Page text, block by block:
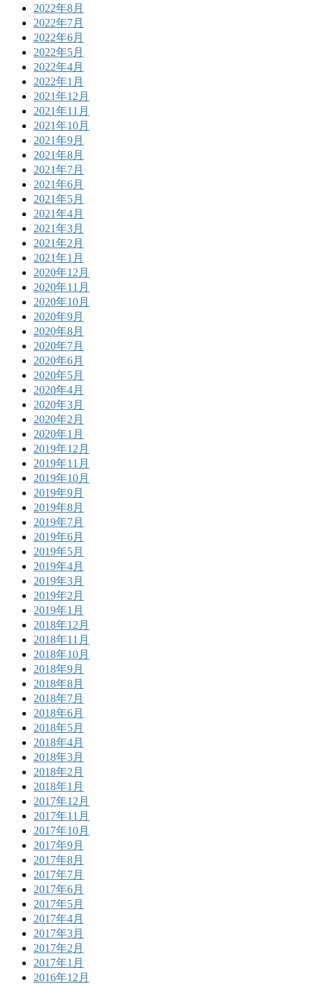
2022年8月
2022年7月
2022年6月
2022年5月
2022年4月
2022年1月
2021年12月
2021年11月
2021年10月
2021年9月
2021年8月
2021年7月
2021年6月
2021年5月
2021年4月
2021年3月
2021年2月
2021年1月
2020年12月
2020年11月
2020年10月
2020年9月
2020年8月
2020年7月
2020年6月
2020年5月
2020年4月
2020年3月
2020年2月
2020年1月
2019年12月
2019年11月
2019年10月
2019年9月
2019年8月
2019年7月
2019年6月
2019年5月
2019年4月
2019年3月
2019年2月
2019年1月
2018年12月
2018年11月
2018年10月
2018年9月
2018年8月
2018年7月
2018年6月
2018年5月
2018年4月
2018年3月
2018年2月
2018年1月
2017年12月
2017年11月
2017年10月
2017年9月
2017年8月
2017年7月
2017年6月
2017年5月
2017年4月
2017年3月
2017年2月
2017年1月
2016年12月